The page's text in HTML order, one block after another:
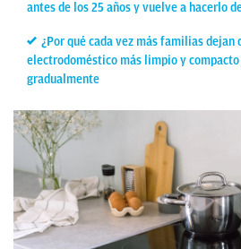
antes de los 25 años y vuelve a hacerlo
¿Por qué cada vez más familias dejan
electrodoméstico más limpio y
gradualmente